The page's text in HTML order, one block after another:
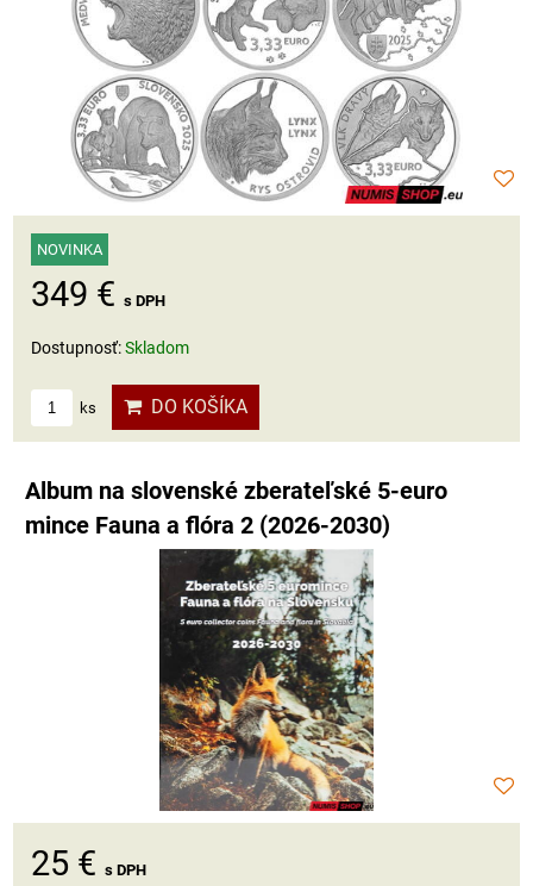
NOVINKA
349 € s DPH
Dostupnosť:Skladom
ks DO KOŠÍKA
Album na slovenské zberateľské 5-euro
mince Fauna a flóra 2 (2026-2030)
25 € s DPH